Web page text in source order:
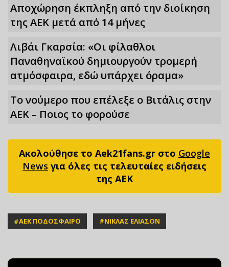
Αποχώρηση έκπληξη από την διοίκηση
της ΑΕΚ μετά από 14 μήνες
Λιβάι Γκαρσία: «Οι φίλαθλοι
Παναθηναϊκού δημιουργούν τρομερή
ατμόσφαιρα, εδώ υπάρχει όραμα»
Το νούμερο που επέλεξε ο Βιτάλις στην
ΑΕΚ – Ποιος το φορούσε
Ακολούθησε το Aek21fans.gr στο Google
News για όλες τις τελευταίες ειδήσεις
της ΑΕΚ
#ΑΕΚ ΠΟΔΟΣΦΑΙΡΟ #ΝΙΚΛΑΣ ΕΛΙΑΣΟΝ